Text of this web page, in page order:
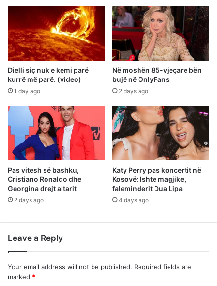
Dielli siç nuk e kemi parë
kurrë më parë. (video)
1 day ago
Në moshën 85-vjeçare bën
bujë në OnlyFans
2 days ago
Pas vitesh së bashku,
Cristiano Ronaldo dhe
Georgina drejt altarit
2 days ago
Katy Perry pas koncertit në
Kosovë: Ishte magjike,
faleminderit Dua Lipa
4 days ago
Leave a Reply
Your email address will not be published. Required fields are
marked *